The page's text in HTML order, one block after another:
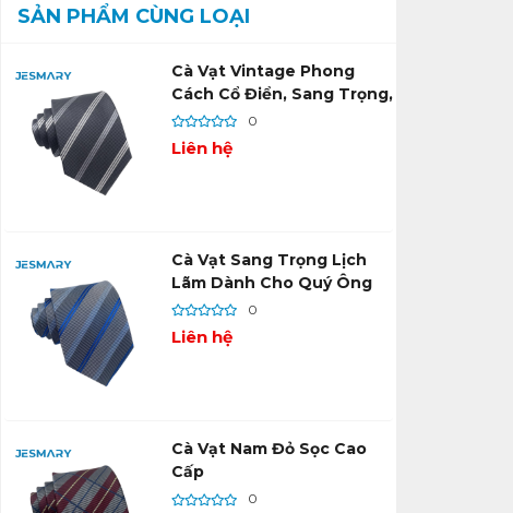
SẢN PHẨM CÙNG LOẠI
Cà Vạt Vintage Phong
Cách Cổ Điển, Sang Trọng,
Lịch Lãm
0
Liên hệ
Cà Vạt Sang Trọng Lịch
Lãm Dành Cho Quý Ông
0
Liên hệ
Cà Vạt Nam Đỏ Sọc Cao
Cấp
0